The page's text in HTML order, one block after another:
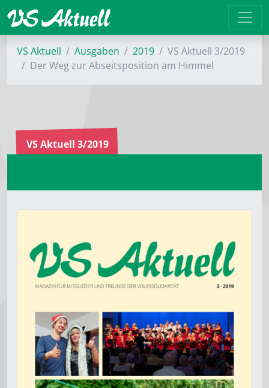
VS Aktuell Ausgaben 2019
VS Aktuell 3/2019
Der Weg zur Abseitsposition am Himmel
VS Aktuell 3/2019